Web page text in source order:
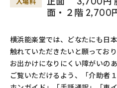
面・２階 2,700
横浜能楽堂では、どなたにも日
触れていただきたいと願ってお
お出かけになりにくい障がいの
ご覧いただけるよう、「介助者